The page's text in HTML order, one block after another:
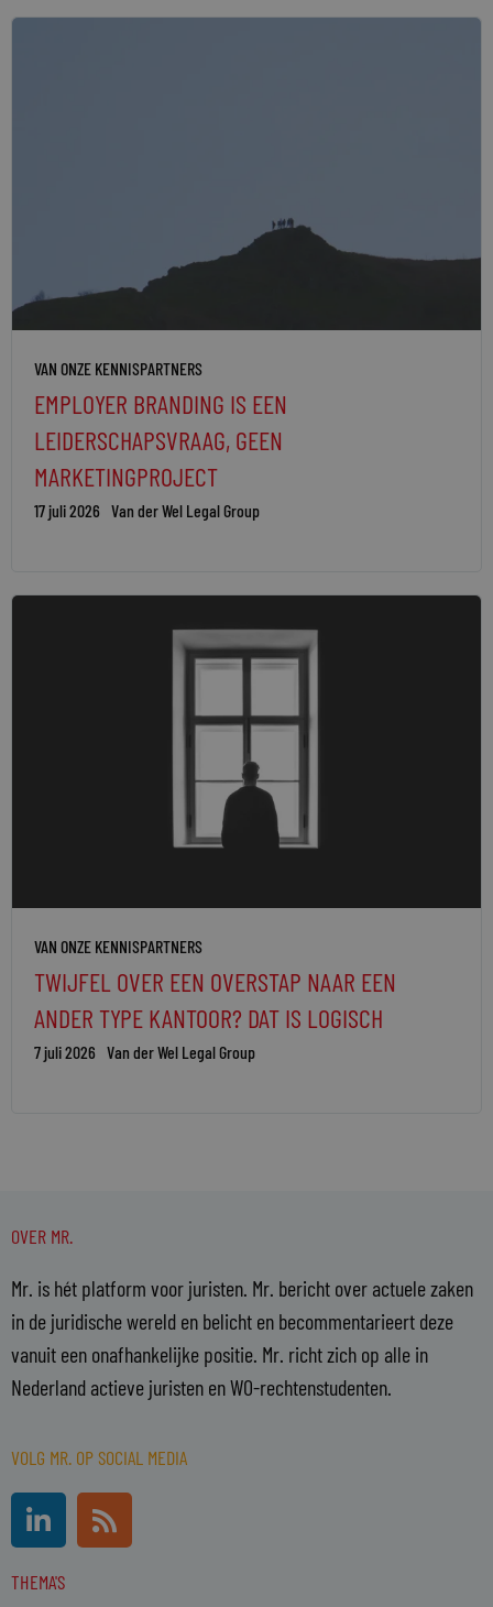
VAN ONZE KENNISPARTNERS
EMPLOYER BRANDING IS EEN
LEIDERSCHAPSVRAAG, GEEN
MARKETINGPROJECT
17 juli 2026 Van der Wel Legal Group
VAN ONZE KENNISPARTNERS
TWIJFEL OVER EEN OVERSTAP NAAR EEN
ANDER TYPE KANTOOR? DAT IS LOGISCH
7 juli 2026 Van der Wel Legal Group
OVER MR.
Mr. is hét platform voor juristen. Mr. bericht over actuele zaken
in de juridische wereld en belicht en becommentarieert deze
vanuit een onafhankelijke positie. Mr. richt zich op alle in
Nederland actieve juristen en WO-rechtenstudenten.
VOLG MR. OP SOCIAL MEDIA
L
i
n
k
R
s
s
THEMA'S